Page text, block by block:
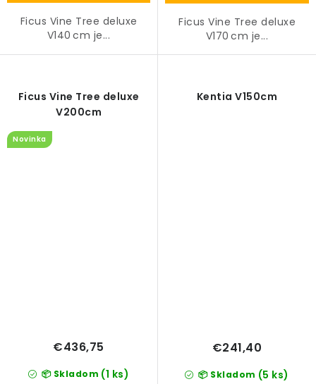
Ficus Vine Tree deluxe
V140 cm je...
Ficus Vine Tree deluxe
V170 cm je...
Ficus Vine Tree deluxe
V200cm
Novinka
📦 Skladom (1 ks)
€436,75
Kentia V150cm
📦 Skladom (5 ks)
€241,40